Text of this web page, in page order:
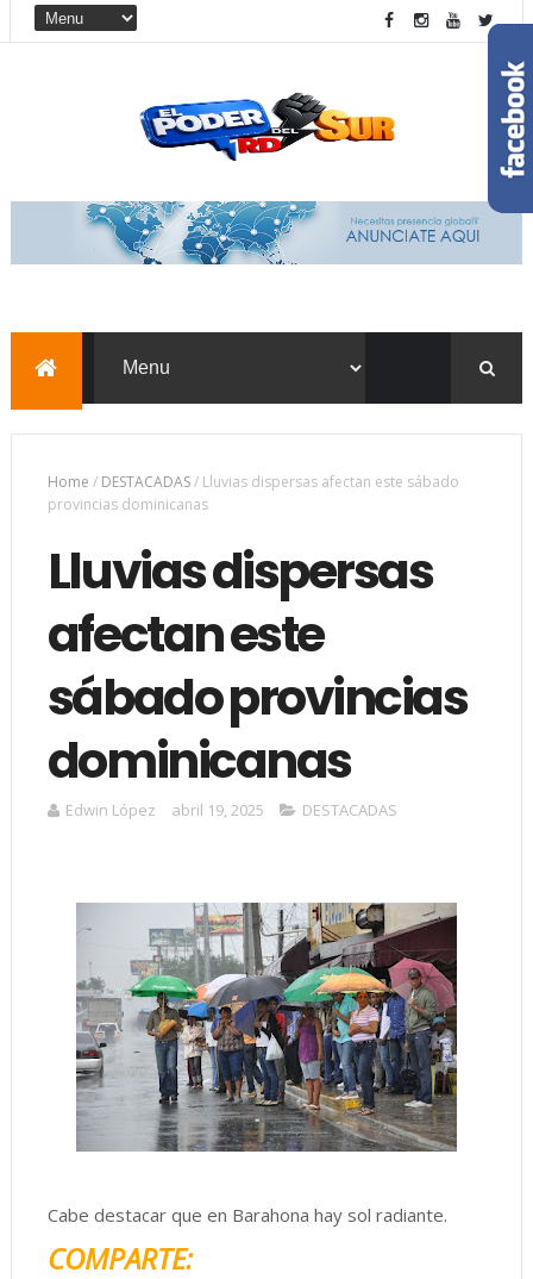
Home / DESTACADAS/ Lluvias dispersas afectan este sábado
provincias dominicanas
Lluvias dispersas
afectan este
sábado provincias
dominicanas
Edwin López abril 19, 2025 DESTACADAS
Cabe destacar que en Barahona hay sol radiante.
COMPARTE: